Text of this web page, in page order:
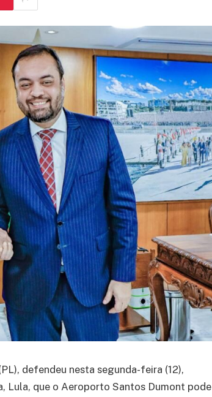
defendeu nesta segunda-feira (12),
Lula, que o Aeroporto Santos Dumont pode